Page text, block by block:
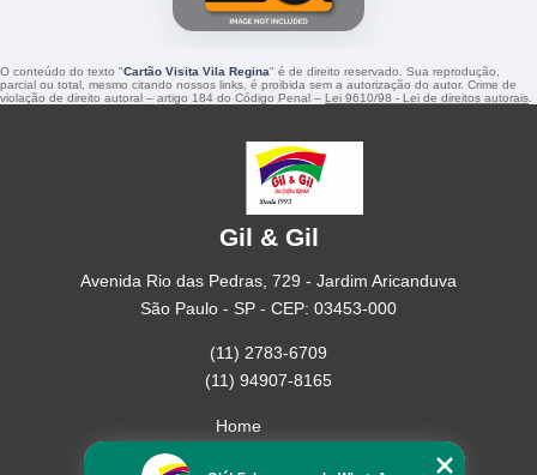
O conteúdo do texto "Cartão Visita Vila Regina" é de direito reservado. Sua reprodução,
parcial ou total, mesmo citando nossos links, é proibida sem a autorização do autor. Crime de
violação de direito autoral – artigo 184 do Código Penal – Lei 9610/98 - Lei de direitos autorais.
Gil & Gil
Avenida Rio das Pedras, 729 - Jardim Aricanduva
São Paulo - SP - CEP: 03453-000
(11) 2783-6709
(11) 94907-8165
Home